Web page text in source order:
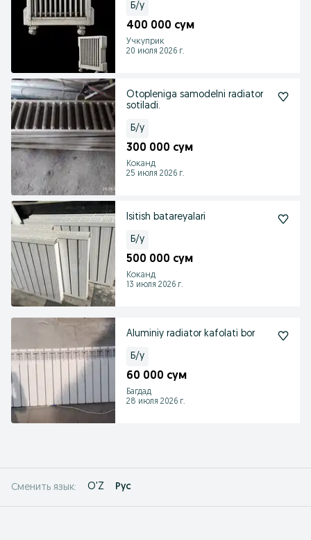
Б/у
400 000 сум
Учкуприк
20 июля 2026 г.
Otopleniga samodelni radiator
sotiladi.
Б/у
300 000 сум
Коканд
25 июля 2026 г.
Isitish batareyalari
Б/у
500 000 сум
Коканд
13 июля 2026 г.
Aluminiy radiator kafolati bor
Б/у
60 000 сум
Багдад
28 июля 2026 г.
Сменить язык: O'Z Рус